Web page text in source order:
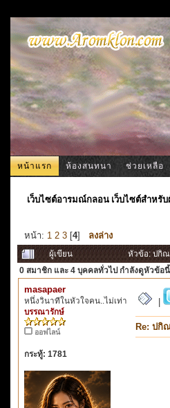
หน้าแรก ห้องสนทนา ช่วยเหลือ
เว็บไซต์อารมณ์กลอน เว็บไซต์สำหรั
หน้า: 1 2 3 [4] ลงล่าง
ผู้เขียน
หัวข้อ: ปกิ
0 สมาชิก และ 4 บุคคลทั่วไป กำลังดูหัวข้อนี้
masapaer
หนึ่งวินาทีในหัวใจคน..ไม่เท่า
บรรณารักษ์
ออฟไลน์
กระทู้: 1781
Re: ปกิ